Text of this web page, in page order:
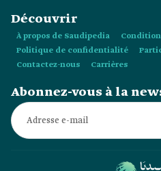
Découvrir
À propos de Saudipedia
Politique de confidentialité
Contactez-nous
Carrières
Abonnez-vous à la